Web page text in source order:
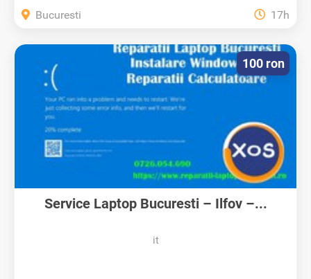
Bucuresti 17h
Service Laptop Bucuresti – Ilfov –...
it
100 ron